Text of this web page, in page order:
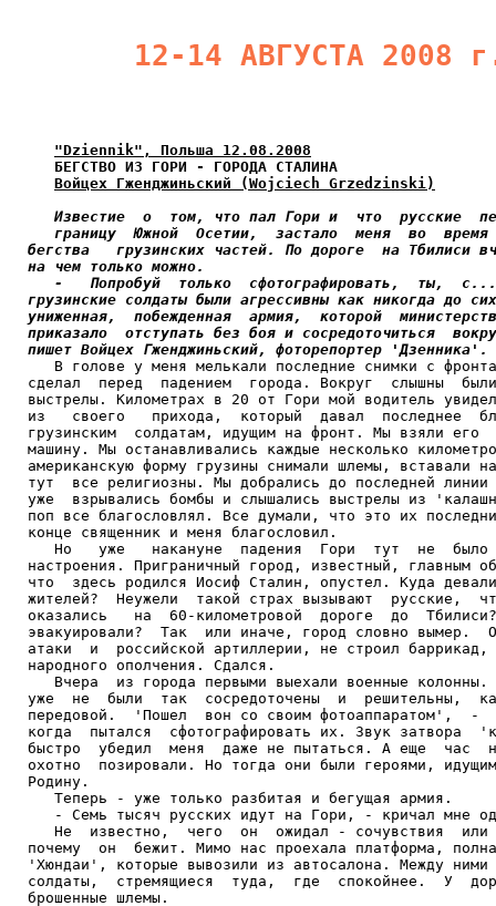
12-14 АВГУСТА 2008
"Dziennik", Польша 12.08.2008
БЕГСТВО ИЗ ГОРИ - ГОРОДА СТАЛИНА
Войцех Гженджиньский (Wojciech Grzedzinski)
Известие  о  том, что пал Гори и  что  русские
границу  Южной  Осетии,  застало  меня  во
бегства   грузинских частей. По дороге  на Тбилиси
на чем только можно.
-   Попробуй  только  сфотографировать,  ты,
грузинские солдаты были агрессивны как никогда до
униженная,  побежденная  армия,  которой
приказало  отступать без боя и сосредоточиться
пишет Войцех Гженджиньский, фоторепортер 'Дзенника'.
В голове у меня мелькали последние снимки с
сделал  перед  падением  города. Вокруг  слышны
выстрелы. Километрах в 20 от Гори мой водитель
из   своего   прихода,  который  давал  последнее
грузинским  солдатам, идущим на фронт. Мы взяли
машину. Мы останавливались каждые несколько
американскую форму грузины снимали шлемы, вставали
тут  все религиозны. Мы добрались до последней
уже  взрывались бомбы и слышались выстрелы из
поп все благословлял. Все думали, что это их
конце священник и меня благословил.
Но   уже   накануне  падения  Гори  тут  не  было
настроения. Приграничный город, известный, главным
что  здесь родился Иосиф Сталин, опустел. Куда
жителей?  Неужели  такой страх вызывают  русские,
оказались   на  60-километровой  дороге  до
эвакуировали?  Так  или иначе, город словно вымер.
атаки  и  российской артиллерии, не строил
народного ополчения. Сдался.
Вчера  из города первыми выехали военные колонны.
уже  не  были  так  сосредоточены  и  решительны,
передовой.  'Пошел  вон со своим фотоаппаратом',  -
когда  пытался  сфотографировать их. Звук затвора
быстро  убедил  меня  даже не пытаться. А еще  час
охотно  позировали. Но тогда они были героями,
Родину.
   Теперь - уже только разбитая и бегущая армия.
- Семь тысяч русских идут на Гори, - кричал мне
Не  известно,  чего  он  ожидал - сочувствия  или
почему  он  бежит. Мимо нас проехала платформа,
'Хюндаи', которые вывозили из автосалона. Между ними
солдаты,  стремящиеся  туда,  где  спокойнее.  У
брошенные шлемы.